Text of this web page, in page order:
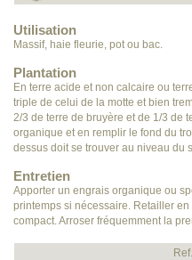
Utilisation
Massif, haie fleurie, pot ou bac.
Plantation
En terre acide et non calcaire ou
triple de celui de la motte et bien
2/3 de terre de bruyère et de 1/3 de
organique et en remplir le fond du
dessus doit se trouver au niveau du
Entretien
Apporter un engrais organique ou
printemps si nécessaire. Retailler
compact. Arroser fréquemment la